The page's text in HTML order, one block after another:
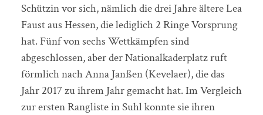
Schützin vor sich, nämlich die drei Jahre ältere Lea
Faust aus Hessen, die lediglich 2 Ringe Vorsprung
hat. Fünf von sechs Wettkämpfen sind
abgeschlossen, aber der Nationalkaderplatz ruft
förmlich nach Anna Janßen (Kevelaer), die das
Jahr 2017 zu ihrem Jahr gemacht hat. Im Vergleich
zur ersten Rangliste in Suhl konnte sie ihren